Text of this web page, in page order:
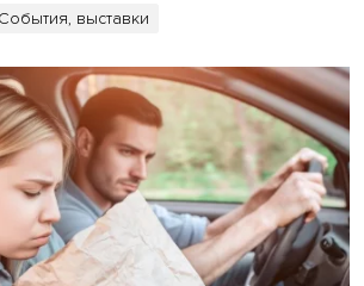
События, выставки